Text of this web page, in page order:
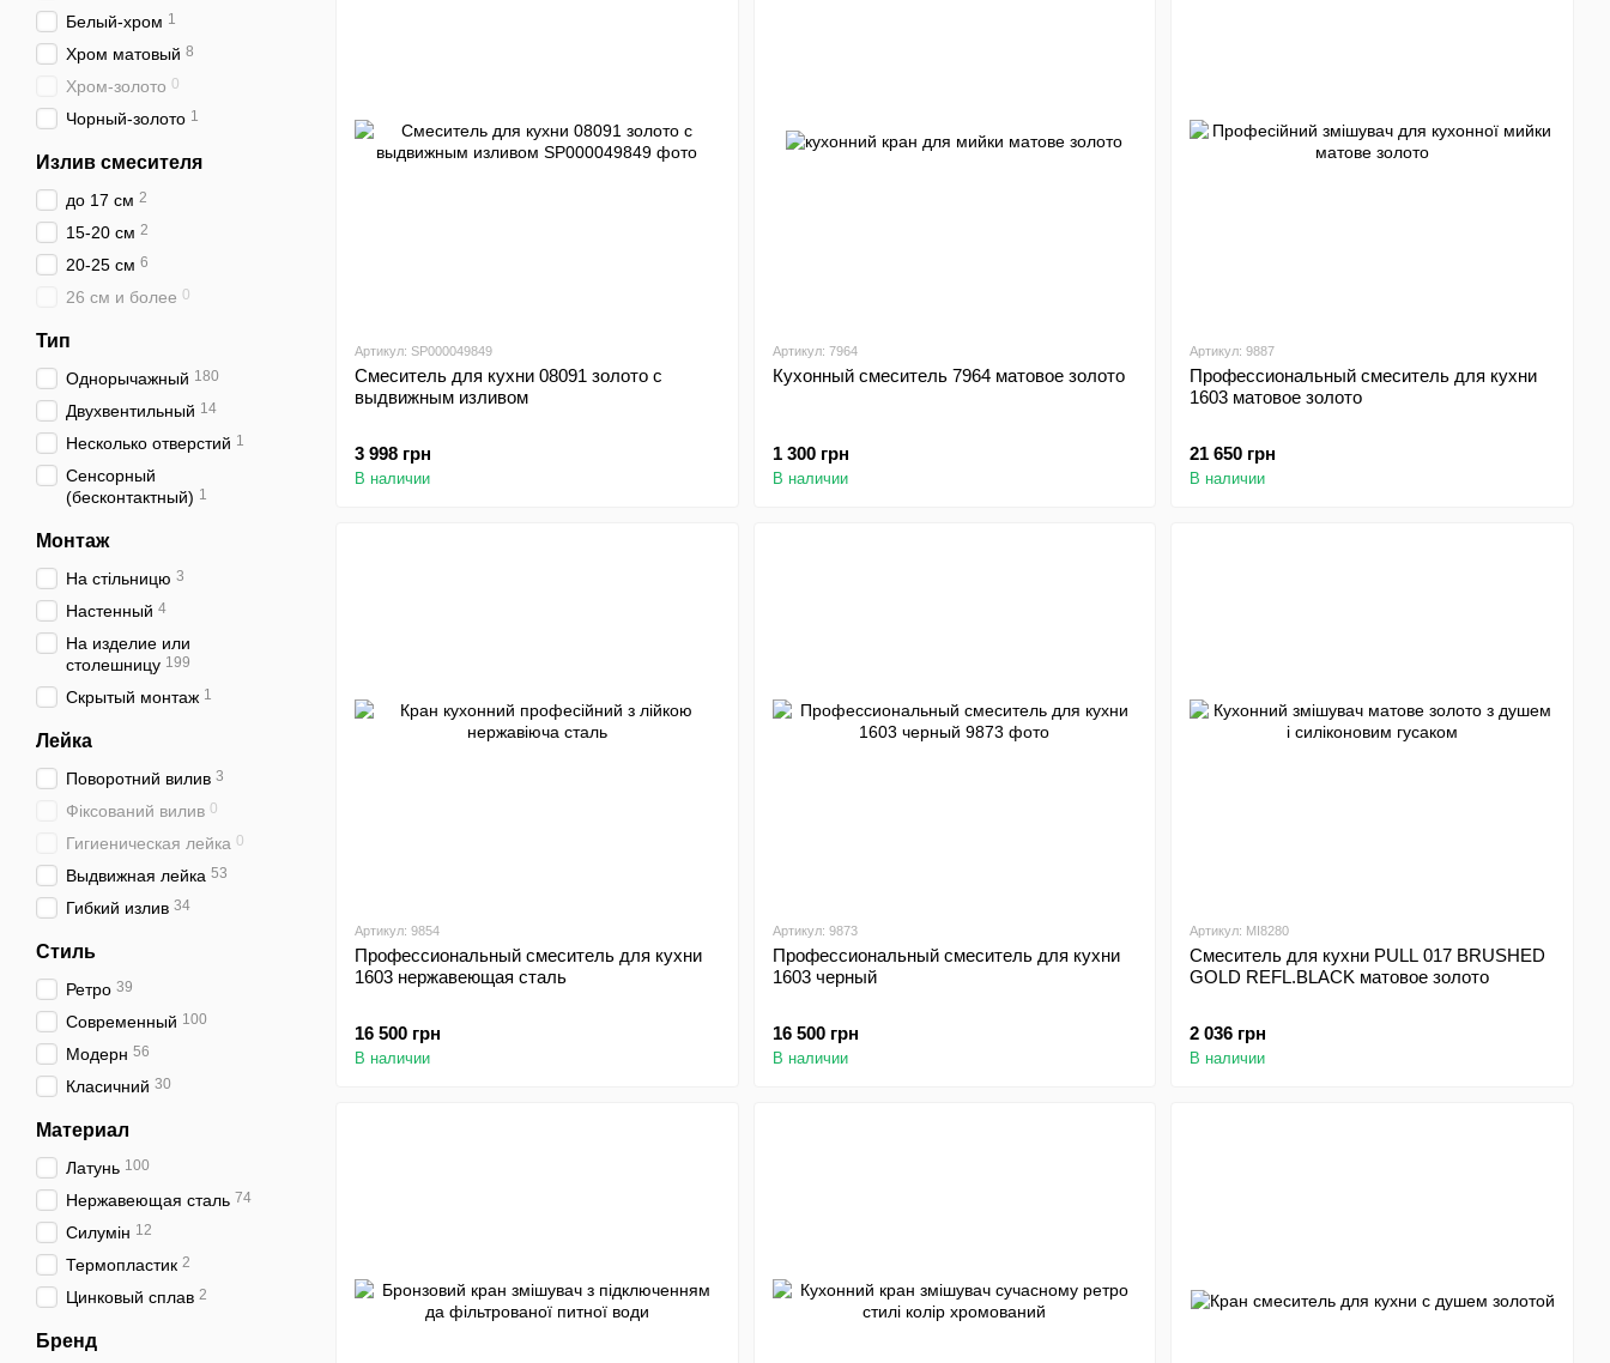
Артикул: SP000049849
Смеситель для кухни 08091 золото с
выдвижным изливом
3 998 грн
В наличии
Артикул: 7964
Кухонный смеситель 7964 матовое золото
1 300 грн
В наличии
Артикул: 9887
Профессиональный смеситель для кухни
1603 матовое золото
21 650 грн
В наличии
Артикул: 9854
Профессиональный смеситель для кухни
1603 нержавеющая сталь
16 500 грн
В наличии
Артикул: 9873
Профессиональный смеситель для кухни
1603 черный
16 500 грн
В наличии
Артикул: MI8280
Смеситель для кухни PULL 017 BRUSHED
GOLD REFL.BLACK матовое золото
2 036 грн
В наличии
Белый-хром 1
Хром матовый 8
Хром-золото 0
Чорный-золото 1
Излив смесителя
до 17 см 2
15-20 см 2
20-25 см 6
26 см и более 0
Тип
Однорычажный 180
Двухвентильный 14
Несколько отверстий 1
Сенсорный
(бесконтактный) 1
Монтаж
На стільницю 3
Настенный 4
На изделие или
столешницу 199
Скрытый монтаж 1
Лейка
Поворотний вилив 3
Фіксований вилив 0
Гигиеническая лейка 0
Выдвижная лейка 53
Гибкий излив 34
Стиль
Ретро 39
Современный 100
Модерн 56
Класичний 30
Материал
Латунь 100
Нержавеющая сталь 74
Силумін 12
Термопластик 2
Цинковый сплав 2
Бренд